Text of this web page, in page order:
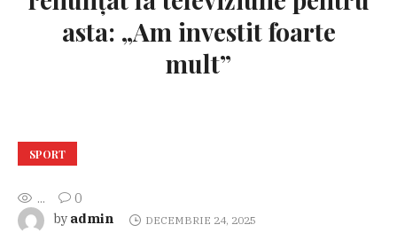
asta: „Am investit foarte
mult”
SPORT
...
0
by admin DECEMBRIE 24, 2025